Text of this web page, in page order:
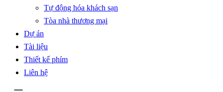
Tự động hóa khách sạn
Tòa nhà thương mại
Dự án
Tài liệu
Thiết kế phím
Liên hệ